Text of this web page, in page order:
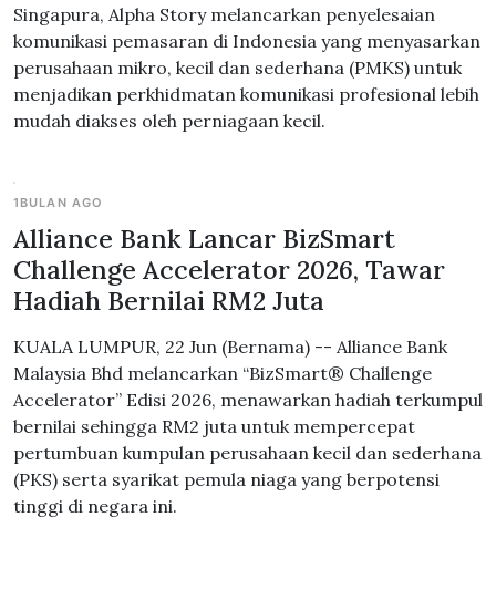
Singapura, Alpha Story melancarkan penyelesaian
komunikasi pemasaran di Indonesia yang menyasarkan
perusahaan mikro, kecil dan sederhana (PMKS) untuk
menjadikan perkhidmatan komunikasi profesional lebih
mudah diakses oleh perniagaan kecil.
1BULAN AGO
Alliance Bank Lancar BizSmart
Challenge Accelerator 2026, Tawar
Hadiah Bernilai RM2 Juta
KUALA LUMPUR, 22 Jun (Bernama) -- Alliance Bank
Malaysia Bhd melancarkan “BizSmart® Challenge
Accelerator” Edisi 2026, menawarkan hadiah terkumpul
bernilai sehingga RM2 juta untuk mempercepat
pertumbuan kumpulan perusahaan kecil dan sederhana
(PKS) serta syarikat pemula niaga yang berpotensi
tinggi di negara ini.